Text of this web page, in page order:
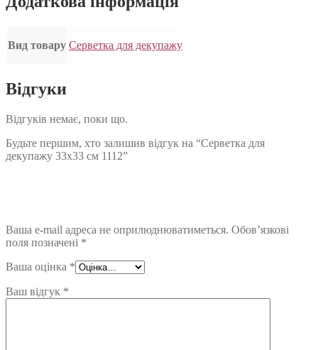
Вид товару Серветка для декупажу
Відгуки
Відгуків немає, поки що.
Будьте першим, хто залишив відгук на “Серветка для
декупажу 33х33 см 1112”
Ваша e-mail адреса не оприлюднюватиметься. Обов’язкові
поля позначені *
Ваша оцінка *
Ваш відгук *